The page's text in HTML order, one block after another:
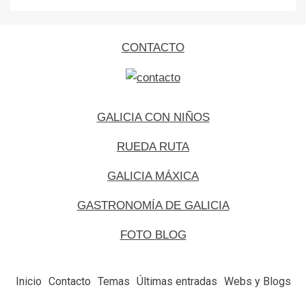
CONTACTO
GALICIA CON NIÑOS
RUEDA RUTA
GALICIA MÁXICA
GASTRONOMÍA DE GALICIA
FOTO BLOG
Inicio Contacto Temas Últimas entradas Webs y Blogs